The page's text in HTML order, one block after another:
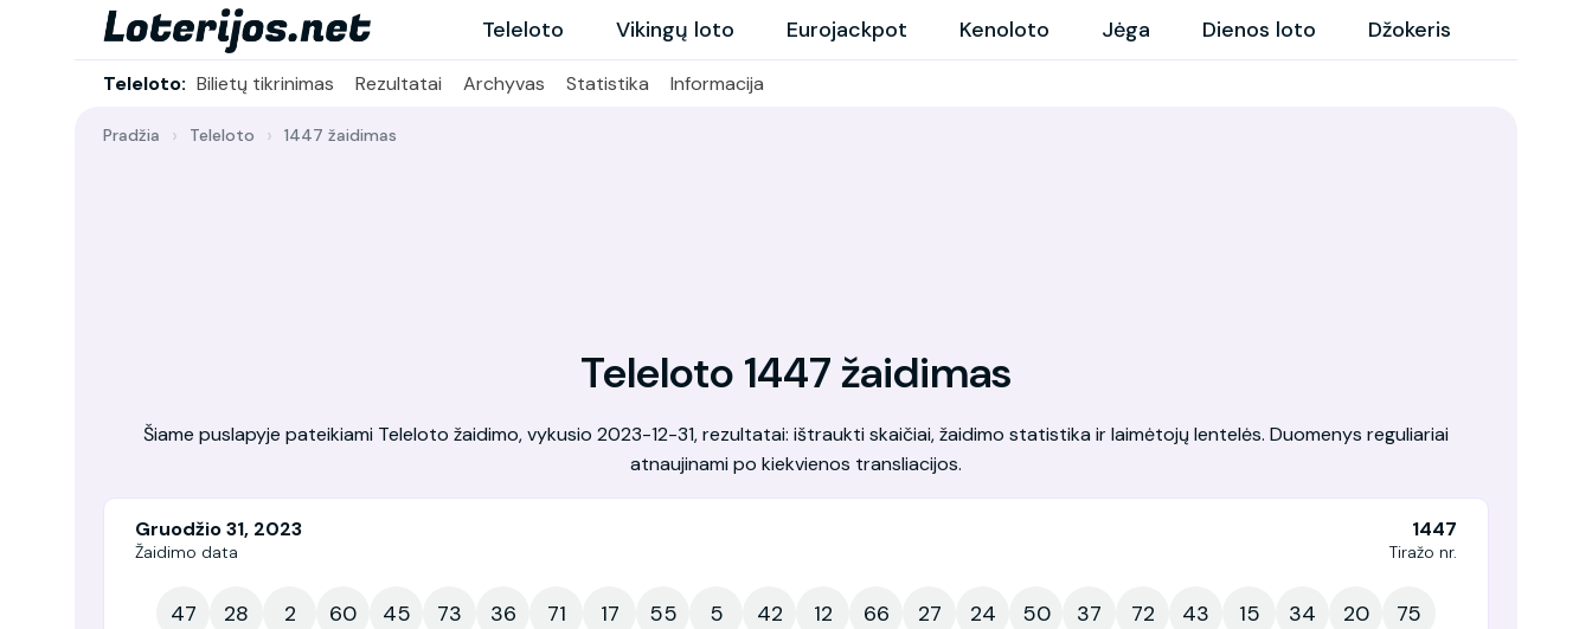
Teleloto Vikingų loto Eurojackpot Kenoloto Jėga Dienos loto Džokeris
Teleloto: Bilietų tikrinimas Rezultatai Archyvas Statistika Informacija
Pradžia Teleloto 1447 žaidimas
Teleloto 1447 žaidimas
Šiame puslapyje pateikiami Teleloto žaidimo, vykusio 2023-12-31, rezultatai: ištraukti skaičiai, žaidimo statistika ir laimėtojų lentelės. Duomenys reguliariai
atnaujinami po kiekvienos transliacijos.
Gruodžio 31, 2023
Žaidimo data
1447
Tiražo nr.
47 28 2 60 45 73 36 71 17 55 5 42 12 66 27 24 50 37 72 43 15 34 20
75